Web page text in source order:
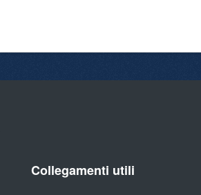
Collegamenti utili